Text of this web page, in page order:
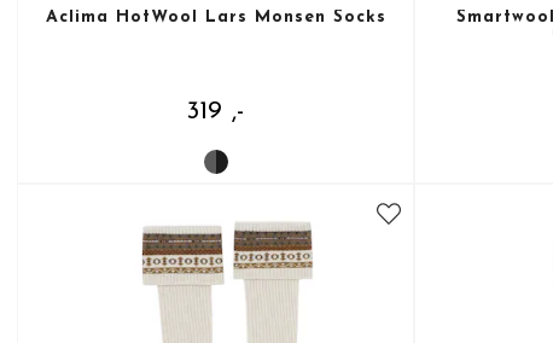
Aclima HotWool Lars Monsen Socks
319 ,-